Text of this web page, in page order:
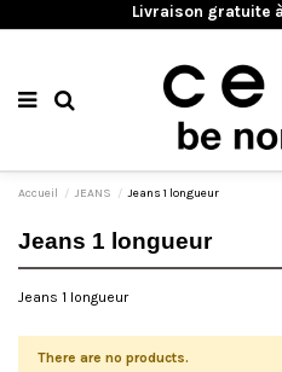
Livraison gratuite
Accueil JEANS Jeans 1 longueur
Jeans 1 longueur
Jeans 1 longueur
There are no products.